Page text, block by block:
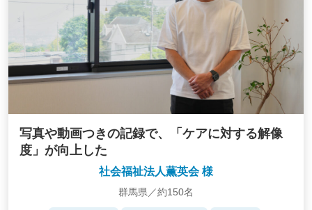
写真や動画つきの記録で、「ケアに対する解像
度」が向上した
社会福祉法人薫英会 様
群馬県／約150名